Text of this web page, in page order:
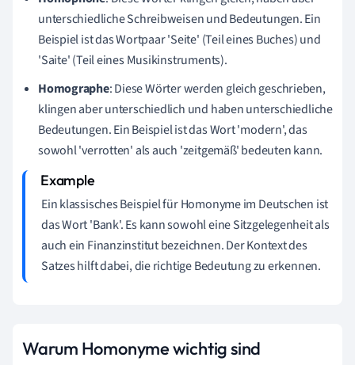
unterschiedliche Schreibweisen und Bedeutungen. Ein
Beispiel ist das Wortpaar 'Seite' (Teil eines Buches) und
'Saite' (Teil eines Musikinstruments).
Homographe: Diese Wörter werden gleich geschrieben,
klingen aber unterschiedlich und haben unterschiedliche
Bedeutungen. Ein Beispiel ist das Wort 'modern', das
sowohl 'verrotten' als auch 'zeitgemäß' bedeuten kann.
Ein klassisches Beispiel für Homonyme im Deutschen ist
das Wort 'Bank'. Es kann sowohl eine Sitzgelegenheit als
auch ein Finanzinstitut bezeichnen. Der Kontext des
Satzes hilft dabei, die richtige Bedeutung zu erkennen.
Warum Homonyme wichtig sind